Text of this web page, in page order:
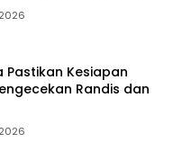
Kesiapan
Randis dan